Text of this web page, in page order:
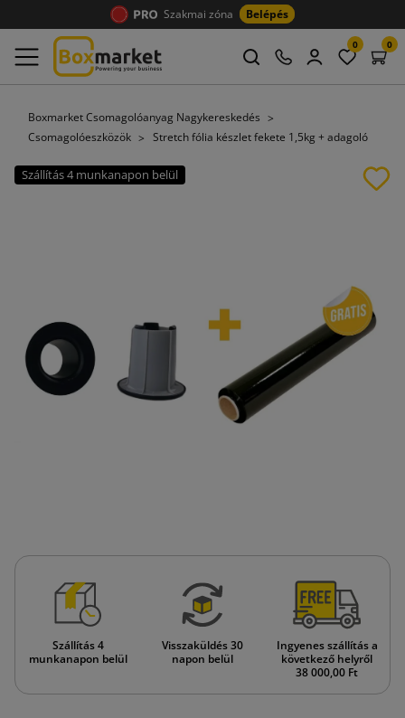
Szakmai zóna Belépés
0 0
Boxmarket Csomagolóanyag Nagykereskedés
Csomagolóeszközök
Stretch fólia készlet fekete 1,5kg + adagoló
Szállítás 4 munkanapon belül
Szállítás 4
munkanapon belül
Visszaküldés 30
napon belül
Ingyenes szállítás a
következő helyről
38 000,00 Ft